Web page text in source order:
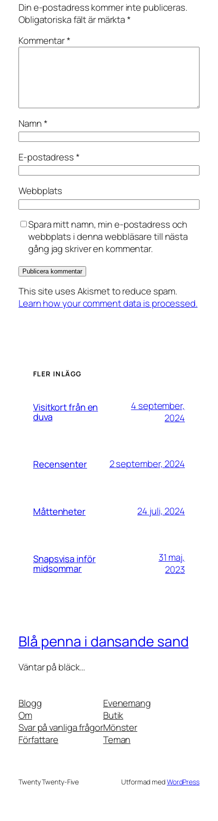
Din e-postadress kommer inte publiceras.
Obligatoriska fält är märkta*
Kommentar*
Namn*
E-postadress*
Webbplats
Spara mitt namn, min e-postadress och
webbplats i denna webbläsare till nästa
gång jag skriver en kommentar.
This site uses Akismet to reduce spam.
Learn how your comment data is processed.
FLER INLÄGG
Visitkort från en
duva
4 september,
2024
Recensenter 2 september, 2024
Måttenheter 24 juli, 2024
Snapsvisa inför
midsommar
31 maj,
2023
Blå penna i dansande sand
Väntar på bläck…
Blogg
Om
Svar på vanliga frågor
Författare
Evenemang
Butik
Mönster
Teman
Twenty Twenty-Five Utformad medWordPress